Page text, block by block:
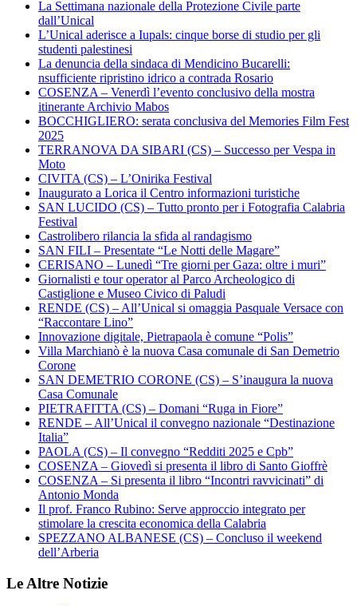
La Settimana nazionale della Protezione Civile parte
dall’Unical
L’Unical aderisce a Iupals: cinque borse di studio per gli
studenti palestinesi
La denuncia della sindaca di Mendicino Bucarelli:
nsufficiente ripristino idrico a contrada Rosario
COSENZA – Venerdì l’evento conclusivo della mostra
itinerante Archivio Mabos
BOCCHIGLIERO: serata conclusiva del Memories Film Fest
2025
TERRANOVA DA SIBARI (CS) – Successo per Vespa in
Moto
CIVITA (CS) – L’Onirika Festival
Inaugurato a Lorica il Centro informazioni turistiche
SAN LUCIDO (CS) – Tutto pronto per i Fotografia Calabria
Festival
Castrolibero rilancia la sfida al randagismo
SAN FILI – Presentate “Le Notti delle Magare”
CERISANO – Lunedì “Tre giorni per Gaza: oltre i muri”
Giornalisti e tour operator al Parco Archeologico di
Castiglione e Museo Civico di Paludi
RENDE (CS) – All’Unical si omaggia Pasquale Versace con
“Raccontare Lino”
Innovazione digitale, Pietrapaola è comune “Polis”
Villa Marchianò è la nuova Casa comunale di San Demetrio
Corone
SAN DEMETRIO CORONE (CS) – S’inaugura la nuova
Casa Comunale
PIETRAFITTA (CS) – Domani “Ruga in Fiore”
RENDE – All’Unical il convegno nazionale “Destinazione
Italia”
PAOLA (CS) – Il convegno “Redditi 2025 e Cpb”
COSENZA – Giovedì si presenta il libro di Santo Gioffrè
COSENZA – Si presenta il libro “Incontri ravvicinati” di
Antonio Monda
Il prof. Franco Rubino: Serve approccio integrato per
stimolare la crescita economica della Calabria
SPEZZANO ALBANESE (CS) – Concluso il weekend
dell’Arberia
Le Altre Notizie